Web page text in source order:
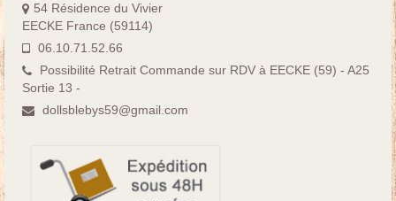
54 Résidence du Vivier
EECKE France (59114)
06.10.71.52.66
Possibilité Retrait Commande sur RDV à EECKE (59) - A25
Sortie 13 -
dollsblebys59@gmail.com